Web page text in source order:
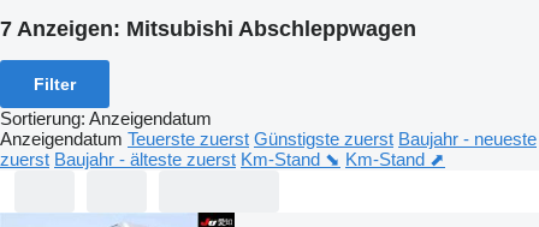
7 Anzeigen: Mitsubishi Abschleppwagen
Filter
Sortierung: Anzeigendatum
Anzeigendatum Teuerste zuerst Günstigste zuerst Baujahr - neueste
zuerst Baujahr - älteste zuerst Km-Stand ⬊ Km-Stand ⬈